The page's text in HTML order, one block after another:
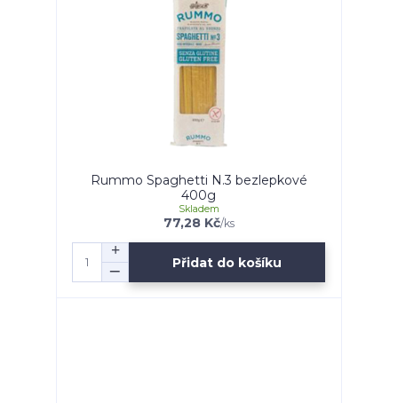
Rummo Spaghetti N.3 bezlepkové
400g
77,28 Kč/ks
Skladem
Přidat do košíku